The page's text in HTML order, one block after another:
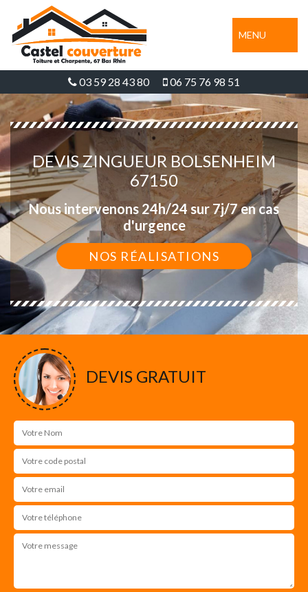
MENU
03 59 28 43 80 06 75 76 98 51
DEVIS ZINGUEUR BOLSENHEIM
67150
Nous intervenons 24h/24 sur 7j/7 en cas
d'urgence
NOS RÉALISATIONS
DEVIS GRATUIT